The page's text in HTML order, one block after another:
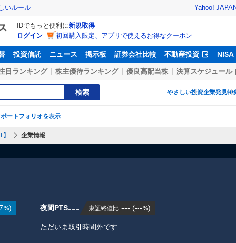
いルール Yahoo! JAPAN
IDでもっと便利に新規取得
ログイン
初回購入限定、アプリで使えるお得なクーポン
投資信託 ニュース 掲示板 証券会社比較 不動産投資 NISA
目ランキング 株主優待ランキング 優良高配当株 決算スケジュール
検索 やさしい投資企業発見特
ートフォリオを表示
企業情報
%) 夜間PTS--- 東証終値比 --- (---%)
ただいま取引時間外です